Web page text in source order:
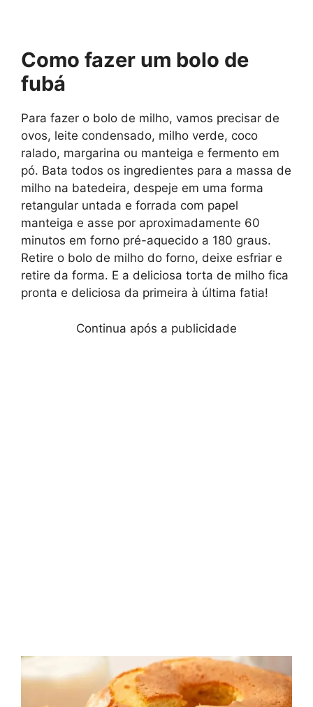
Como fazer um bolo de
fubá
Para fazer o bolo de milho, vamos precisar de
ovos, leite condensado, milho verde, coco
ralado, margarina ou manteiga e fermento em
pó. Bata todos os ingredientes para a massa de
milho na batedeira, despeje em uma forma
retangular untada e forrada com papel
manteiga e asse por aproximadamente 60
minutos em forno pré-aquecido a 180 graus.
Retire o bolo de milho do forno, deixe esfriar e
retire da forma. E a deliciosa torta de milho fica
pronta e deliciosa da primeira à última fatia!
Continua após a publicidade